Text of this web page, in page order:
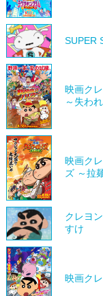
SUPER
映画ク
～失わ
映画ク
ズ ～拉
クレヨ
すけ
映画ク